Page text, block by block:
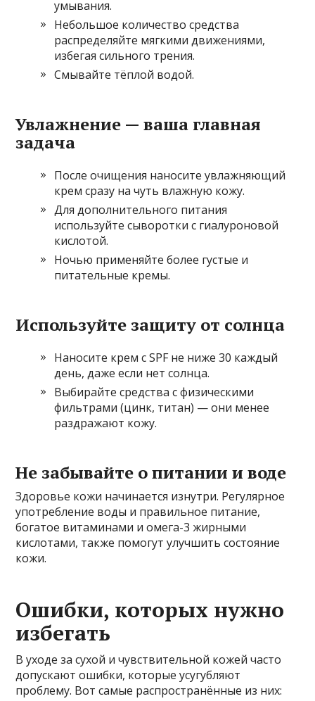
умывания.
Небольшое количество средства
распределяйте мягкими движениями,
избегая сильного трения.
Смывайте тёплой водой.
Увлажнение — ваша главная
задача
После очищения наносите увлажняющий
крем сразу на чуть влажную кожу.
Для дополнительного питания
используйте сыворотки с гиалуроновой
кислотой.
Ночью применяйте более густые и
питательные кремы.
Используйте защиту от солнца
Наносите крем с SPF не ниже 30 каждый
день, даже если нет солнца.
Выбирайте средства с физическими
фильтрами (цинк, титан) — они менее
раздражают кожу.
Не забывайте о питании и воде
Здоровье кожи начинается изнутри. Регулярное
употребление воды и правильное питание,
богатое витаминами и омега-3 жирными
кислотами, также помогут улучшить состояние
кожи.
Ошибки, которых нужно
избегать
В уходе за сухой и чувствительной кожей часто
допускают ошибки, которые усугубляют
проблему. Вот самые распространённые из них: